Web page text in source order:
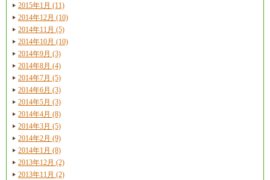
2015年1月 (11)
2014年12月 (10)
2014年11月 (5)
2014年10月 (10)
2014年9月 (3)
2014年8月 (4)
2014年7月 (5)
2014年6月 (3)
2014年5月 (3)
2014年4月 (8)
2014年3月 (5)
2014年2月 (9)
2014年1月 (8)
2013年12月 (2)
2013年11月 (2)